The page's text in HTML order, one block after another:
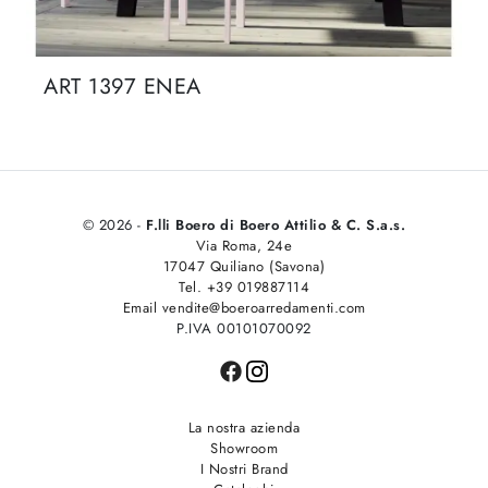
ART 1397 ENEA
© 2026 - F.lli Boero di Boero Attilio & C. S.a.s.
Via Roma, 24e
17047 Quiliano (Savona)
Tel. +39 019887114
Email vendite@boeroarredamenti.com
P.IVA 00101070092
La nostra azienda
Showroom
I Nostri Brand